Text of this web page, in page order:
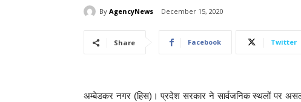
By AgencyNews December 15, 2020
Share Facebook Twitter
अम्बेडकर नगर (हिस)। प्रदेश सरकार ने सार्वजनिक स्थलों पर